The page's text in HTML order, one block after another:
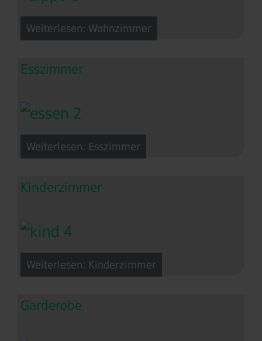
Weiterlesen: Wohnzimmer
Esszimmer
Weiterlesen: Esszimmer
Kinderzimmer
Weiterlesen: Kinderzimmer
Garderobe